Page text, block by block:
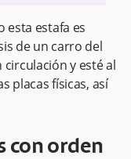
esta estafa es
de un carro del
y esté al
placas físicas, así
con orden